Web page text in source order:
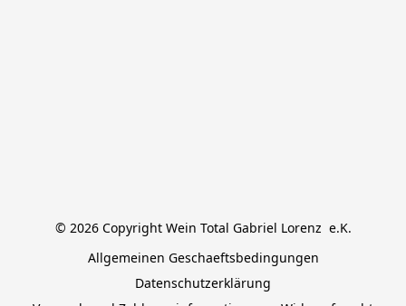
© 2026 Copyright Wein Total Gabriel Lorenz  e.K.
Allgemeinen Geschaeftsbedingungen
Datenschutzerklärung